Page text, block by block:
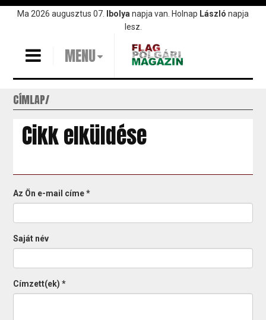
UgrásMa 2026 augusztus 07. Ibolya napja van. Holnap László napja
lesz.
MENU
CÍMLAP
Cikk elküldése
Az Ön e-mail címe*
Saját név
Címzett(ek)*